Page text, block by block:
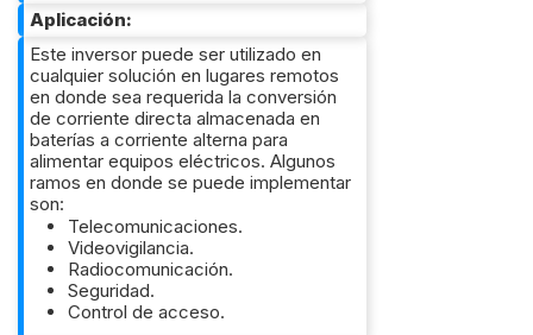
Aplicación:
Este inversor puede ser utilizado en
cualquier solución en lugares remotos
en donde sea requerida la conversión
de corriente directa almacenada en
baterías a corriente alterna para
alimentar equipos eléctricos. Algunos
ramos en donde se puede implementar
son:
Telecomunicaciones.
Videovigilancia.
Radiocomunicación.
Seguridad.
Control de acceso.